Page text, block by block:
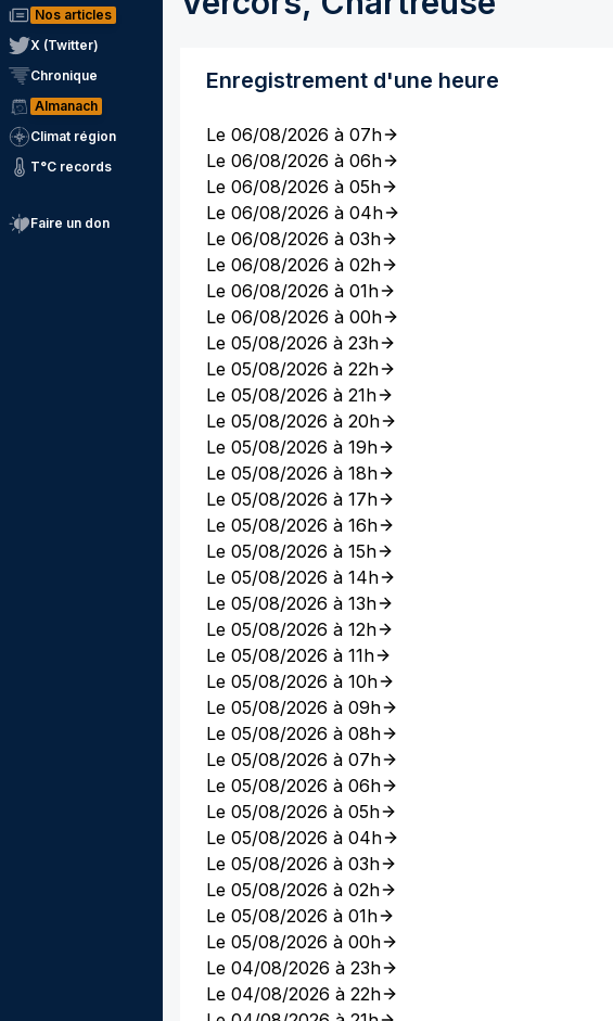
Nos articles
X (Twitter)
Chronique
Almanach
Climat région
T°C records
Faire un don
Enregistrement d'une heure
Le 06/08/2026 à 07h
Le 06/08/2026 à 06h
Le 06/08/2026 à 05h
Le 06/08/2026 à 04h
Le 06/08/2026 à 03h
Le 06/08/2026 à 02h
Le 06/08/2026 à 01h
Le 06/08/2026 à 00h
Le 05/08/2026 à 23h
Le 05/08/2026 à 22h
Le 05/08/2026 à 21h
Le 05/08/2026 à 20h
Le 05/08/2026 à 19h
Le 05/08/2026 à 18h
Le 05/08/2026 à 17h
Le 05/08/2026 à 16h
Le 05/08/2026 à 15h
Le 05/08/2026 à 14h
Le 05/08/2026 à 13h
Le 05/08/2026 à 12h
Le 05/08/2026 à 11h
Le 05/08/2026 à 10h
Le 05/08/2026 à 09h
Le 05/08/2026 à 08h
Le 05/08/2026 à 07h
Le 05/08/2026 à 06h
Le 05/08/2026 à 05h
Le 05/08/2026 à 04h
Le 05/08/2026 à 03h
Le 05/08/2026 à 02h
Le 05/08/2026 à 01h
Le 05/08/2026 à 00h
Le 04/08/2026 à 23h
Le 04/08/2026 à 22h